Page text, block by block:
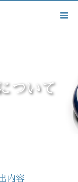
ついて
内容